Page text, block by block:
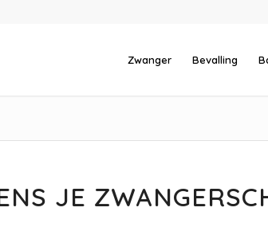
Zwanger Bevalling
JE